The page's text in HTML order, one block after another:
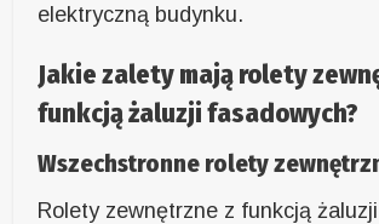
elektryczną budynku.
Jakie zalety mają rolety
funkcją żaluzji fasadowych?
Wszechstronne rolety
Rolety zewnętrzne z funkcją